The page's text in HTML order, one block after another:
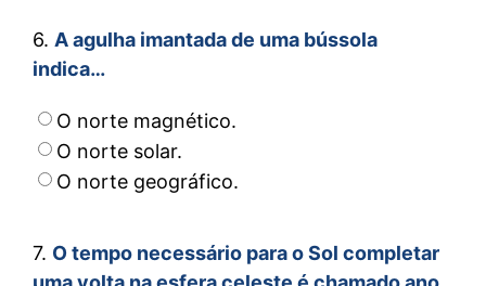
6. A agulha imantada de uma bússola
indica…
O norte magnético.
O norte solar.
O norte geográfico.
7. O tempo necessário para o Sol completar